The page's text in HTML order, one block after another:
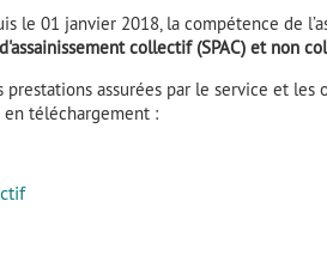
le 01 janvier 2018, la compétence de
collectif (SPAC) et non
assurées par le service et les
téléchargement :